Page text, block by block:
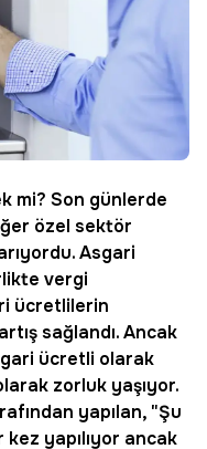
mi? Son günlerde
özel sektör
Asgari
vergi
ücretlilerin
sağlandı. Ancak
ücretli olarak
zorluk yaşıyor.
yapılan, "Şu
yapılıyor ancak